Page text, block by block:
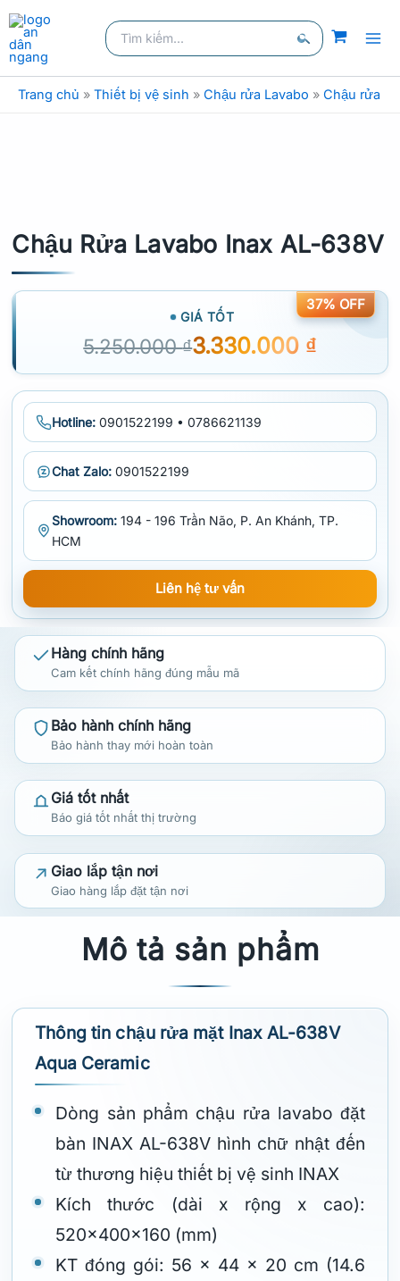
Nhảy
tới
nội
dung
Tìm
kiếm:
kiếm
Trang chủ » Thiết bị vệ sinh » Chậu rửa Lavabo » Chậu rửa
Chậu Rửa Lavabo Inax AL-638V
GIÁ TỐT
5.250.000₫3.330.000 ₫
37% OFF
Hotline: 0901522199 • 0786621139
Chat Zalo: 0901522199
Showroom: 194 - 196 Trần Não, P. An Khánh, TP.
HCM
Liên hệ tư vấn
Hàng chính hãng
Cam kết chính hãng đúng mẫu mã
Bảo hành chính hãng
Bảo hành thay mới hoàn toàn
Giá tốt nhất
Báo giá tốt nhất thị trường
Giao lắp tận nơi
Giao hàng lắp đặt tận nơi
Mô tả sản phẩm
Thông tin chậu rửa mặt Inax AL-638V
Aqua Ceramic
Dòng sản phẩm chậu rửa lavabo đặt
bàn INAX AL-638V hình chữ nhật đến
từ thương hiệu thiết bị vệ sinh INAX
Kích thước (dài x rộng x cao):
520x400x160 (mm)
KT đóng gói: 56 x 44 x 20 cm (14.6